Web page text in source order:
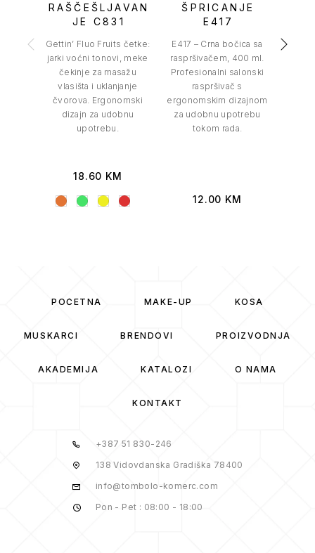
RAŠČEŠLJAVAN
JE C831
Gettin’ Fluo Fruits četke:
jarki voćni tonovi, meke
čekinje za masažu
vlasišta i uklanjanje
čvorova. Ergonomski
dizajn za udobnu
upotrebu.
18.60 KM
ŠPRICANJE
E417
E417 – Crna bočica sa
raspršivačem, 400 ml.
Profesionalni salonski
raspršivač s
ergonomskim dizajnom
za udobnu upotrebu
tokom rada.
12.00 KM
POČETNA MAKE-UP KOSA
MUSKARCI BRENDOVI PROIZVODNJA
AKADEMIJA KATALOZI O NAMA
KONTAKT
+387 51 830-246
138 Vidovdanska Gradiška 78400
info@tombolo-komerc.com
Pon - Pet : 08:00 - 18:00